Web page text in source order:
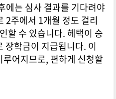
에는 심사 결과를 기다려야
2주에서 1개월 정도 걸리
할 수 있습니다. 헤택이 승
장학금이 지급됩니다. 이
어지므로, 편하게 신청할